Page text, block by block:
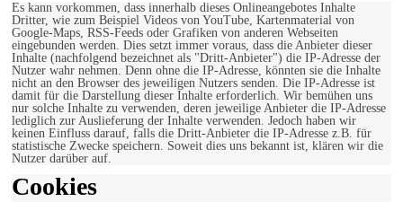
Es kann vorkommen, dass innerhalb dieses Onlineangebotes Inhalte
Dritter, wie zum Beispiel Videos von YouTube, Kartenmaterial von
Google-Maps, RSS-Feeds oder Grafiken von anderen Webseiten
eingebunden werden. Dies setzt immer voraus, dass die Anbieter dieser
Inhalte (nachfolgend bezeichnet als "Dritt-Anbieter") die IP-Adresse der
Nutzer wahr nehmen. Denn ohne die IP-Adresse, könnten sie die Inhalte
nicht an den Browser des jeweiligen Nutzers senden. Die IP-Adresse ist
damit für die Darstellung dieser Inhalte erforderlich. Wir bemühen uns
nur solche Inhalte zu verwenden, deren jeweilige Anbieter die IP-Adresse
lediglich zur Auslieferung der Inhalte verwenden. Jedoch haben wir
keinen Einfluss darauf, falls die Dritt-Anbieter die IP-Adresse z.B. für
statistische Zwecke speichern. Soweit dies uns bekannt ist, klären wir die
Nutzer darüber auf.
Cookies